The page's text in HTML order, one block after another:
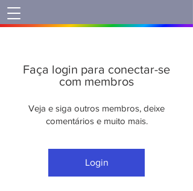
Faça login para conectar-se
com membros
Veja e siga outros membros, deixe
comentários e muito mais.
Login